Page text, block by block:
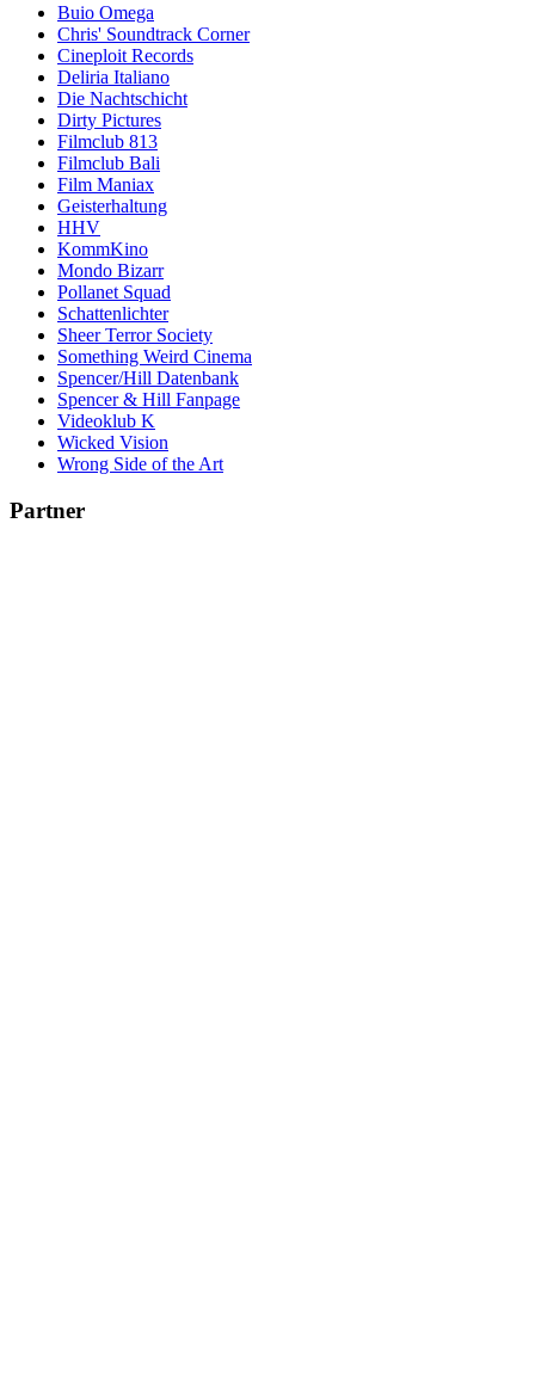
Buio Omega
Chris' Soundtrack Corner
Cineploit Records
Deliria Italiano
Die Nachtschicht
Dirty Pictures
Filmclub 813
Filmclub Bali
Film Maniax
Geisterhaltung
HHV
KommKino
Mondo Bizarr
Pollanet Squad
Schattenlichter
Sheer Terror Society
Something Weird Cinema
Spencer/Hill Datenbank
Spencer & Hill Fanpage
Videoklub K
Wicked Vision
Wrong Side of the Art
Partner